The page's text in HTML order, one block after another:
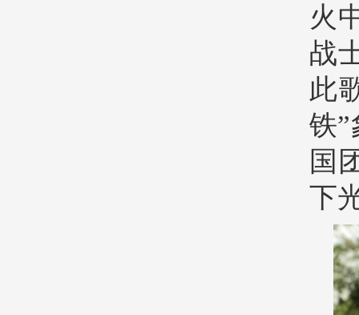
火
战
此
铁
国
下